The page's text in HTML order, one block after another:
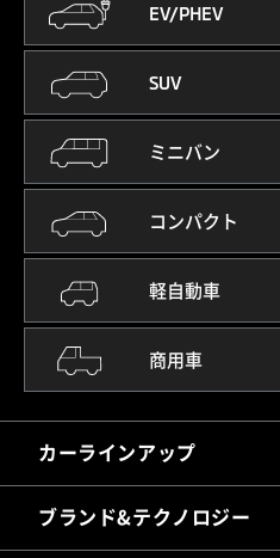
EV/PHEV
SUV
ミニバン
コンパクト
軽自動車
商用車
カーラインアップ
ブランド&テクノロジー